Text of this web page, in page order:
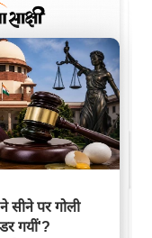
ने सीने पर गोली
गयीं'?